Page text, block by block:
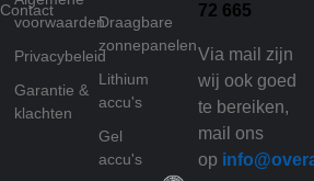
Contact
voorwaarden
Privacybeleid
Garantie &
klachten
Draagbare
zonnepanelen
Lithium
accu's
Gel
accu's
72 665
Via mail zijn
wij ook goed
te bereiken,
mail ons
op